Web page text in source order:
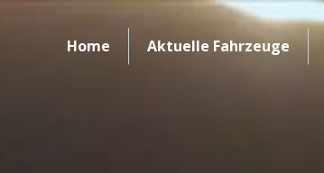
Home Aktuelle Fahrzeuge